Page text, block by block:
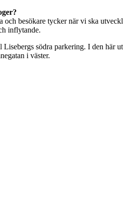
besökare tycker när vi ska
inflytande.
södra parkering. I den här
i väster.